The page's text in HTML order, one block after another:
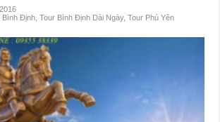
Bình Định ,Tour Bình Định Dài Ngày,Tour Phú Yên